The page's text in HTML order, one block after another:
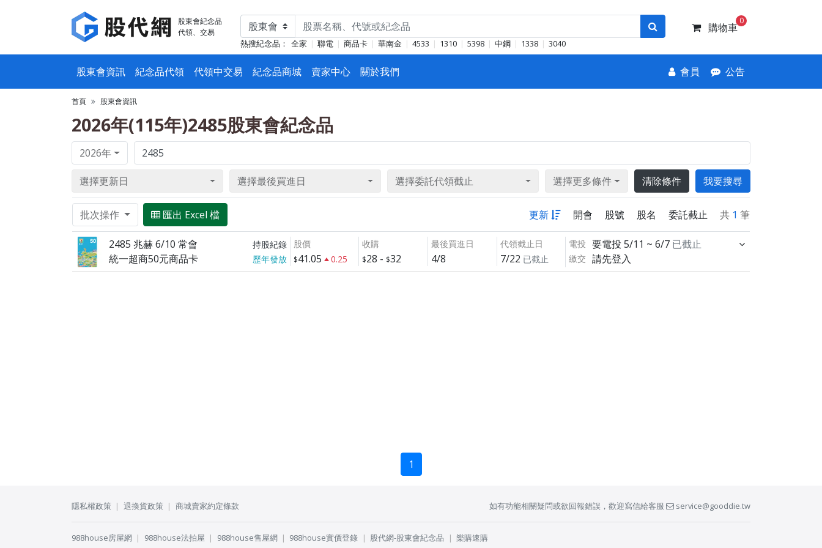
股東會紀念品
代領、交易
熱搜紀念品： 全家 聯電 商品卡 華南金 4533 1310 5398 中鋼 1338 3040
購物車
0
股東會資訊 紀念品代領 代領中交易 紀念品商城 賣家中心 關於我們 會員 公告
首頁 股東會資訊
2026年(115年)2485股東會紀念品
2026年
選擇更新日 選擇最後買進日 選擇委託代領截止 選擇更多條件 清除條件 我要搜尋
批次操作 匯出 Excel 檔 更新 開會 股號 股名 委託截止 共 1 筆
2485 兆赫 6/10 常會 持股紀錄
統一超商50元商品卡 歷年發放
股價
41.05 0.25
收購
28 - 32
最後買進日
4/8
代領截止日
7/22 已截止
電投 要電投 5/11 ~ 6/7 已截止
繳交 請先登入
1
隱私權政策 退換貨政策 商城賣家約定條款 如有功能相關疑問或欲回報錯誤，歡迎寫信給客服 service@gooddie.tw
988house房屋網 988house法拍屋 988house售屋網 988house實價登錄 股代網-股東會紀念品 樂購速購